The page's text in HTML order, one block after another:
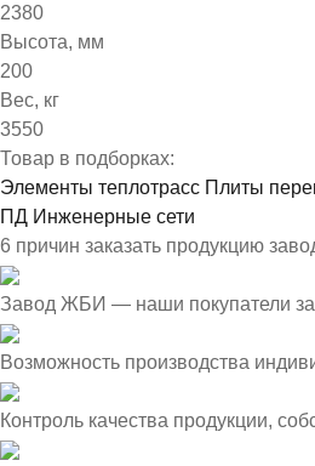
2380
Высота, мм
200
Вес, кг
3550
Товар в подборках:
Элементы теплотрасс Плиты
ПД Инженерные сети
6 причин заказать продукцию
Завод ЖБИ — наши покупатели
Возможность производства
Контроль качества продукции,